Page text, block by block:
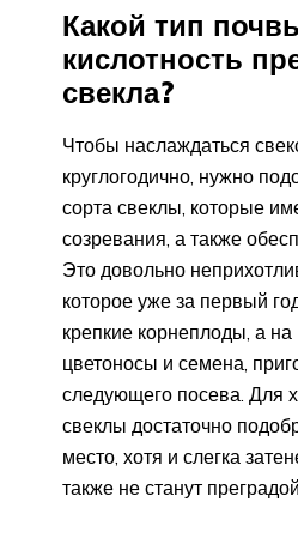
Какой тип
кислотность
свекла?
Чтобы наслаждаться
круглогодично, нужно
сорта свеклы, которые
созревания, а также
Это довольно
которое уже за первый
крепкие корнеплоды, а
цветоносы и семена,
следующего посева. Для
свеклы достаточно
место, хотя и слегка
также не станут